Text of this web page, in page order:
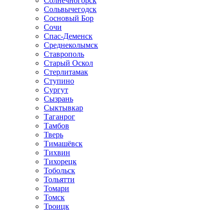
Сольвычегодск
Сосновый Бор
Сочи
Спас-Деменск
Среднеколымск
Ставрополь
Старый Оскол
Стерлитамак
Ступино
Сургут
Сызрань
Сыктывкар
Таганрог
Тамбов
Тверь
Тимашёвск
Тихвин
Тихорецк
Тобольск
Тольятти
Томари
Томск
Троицк